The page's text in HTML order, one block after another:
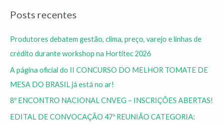
Posts recentes
Produtores debatem gestão, clima, preço, varejo e linhas de
crédito durante workshop na Hortitec 2026
A página oficial do II CONCURSO DO MELHOR TOMATE DE
MESA DO BRASIL já está no ar!
8º ENCONTRO NACIONAL CNVEG – INSCRIÇÕES ABERTAS!
EDITAL DE CONVOCAÇÃO 47ª REUNIÃO CATEGORIA: